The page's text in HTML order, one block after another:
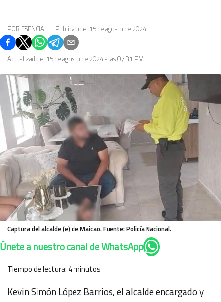
POR ESENCIAL Publicado el 15 de agosto de 2024
Actualizado el 15 de agosto de 2024 a las 07:31 PM
Captura del alcalde (e) de Maicao. Fuente: Policía Nacional.
Únete a nuestro canal de WhatsApp
Tiempo de lectura: 4minutos
Kevin Simón López Barrios, el alcalde encargado y